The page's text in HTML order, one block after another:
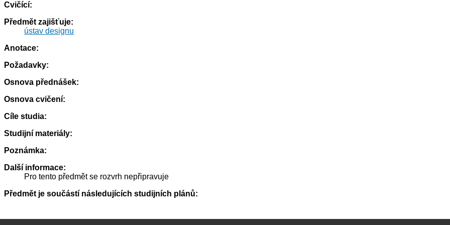
Cvičící:
Předmět zajišťuje:
ústav designu
Anotace:
Požadavky:
Osnova přednášek:
Osnova cvičení:
Cíle studia:
Studijní materiály:
Poznámka:
Další informace:
Pro tento předmět se rozvrh nepřipravuje
Předmět je součástí následujících studijních plánů: